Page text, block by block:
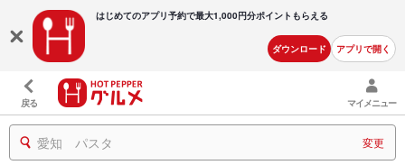
はじめてのアプリ予約で最大1,000円分ポイントもらえる
ダウンロード アプリで開く
戻る マイメニュー
愛知 パスタ 変更